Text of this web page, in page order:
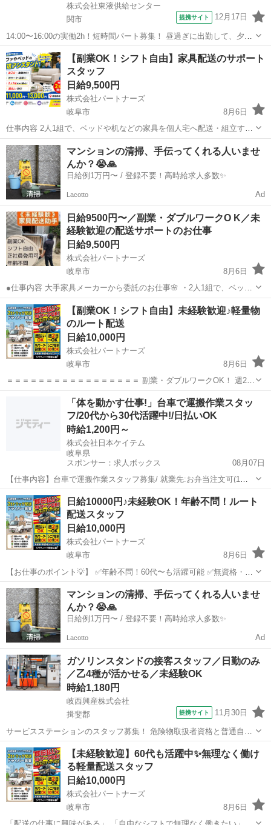
株式会社東液供給センター
関市
提携サイト 12月17日
14:00〜16:00の実働2h！短時間パート募集！ 昼過ぎに出勤して、夕方
に退勤だから プライベートと両立できる♪ 短時間だから集中して働け
ますよ！ ★乙4資格が活かせます
‥‥‥‥‥‥‥‥‥‥‥‥‥‥‥‥‥‥‥‥‥ 危...
岐阜 関市 配送
【副業OK！シフト自由】家具配送のサポート
スタッフ
日給9,500円
株式会社パートナーズ
岐阜市
8月6日
仕事内容 2人1組で、ベッドや机などの家具を個人宅へ配送・組立する
お仕事です。 2tトラックの助手席に同乗し、1日3～10件ほどの現場を
まわります。 未経験でも安心！チーフがしっかりサポートします。 大
手家具メー...
岐阜 岐阜市 スタッフ
マンションの清掃、手伝ってくれる人いませ
んか？😭🙏
日給例1万円〜 / 登録不要！高時給求人多数✨
Lacotto Ad
日給9500円〜／副業・ダブルワークO K／未
経験歓迎の配送サポートのお仕事
日給9,500円
株式会社パートナーズ
岐阜市
8月6日
●仕事内容 大手家具メーカーから委託のお仕事🌸 ・2人1組で、ベッド
や机などの家具の配送 ・カンタンな組み立て、設置のサポート ますは
トラック助手席に乗って、配送や組立をサポートしていただきます！
最初は3...
岐阜 岐阜市 配送 トラック
【副業OK！シフト自由】未経験歓迎♪軽量物
のルート配送
日給10,000円
株式会社パートナーズ
岐阜市
8月6日
＝＝＝＝＝＝＝＝＝＝＝＝＝＝＝＝＝ 副業・ダブルワークOK！ 週2
日〜希望のシフトで調整可能 軽量物なので無理なく働ける！ 人気の企
業向けルート配送業務✨ ＝＝＝＝＝＝＝＝＝＝＝＝＝＝＝＝＝ 【主...
配送 積み込み
「体を動かす仕事!」台車で運搬作業スタッ
フ/20代から30代活躍中!/日払いOK
時給1,200円～
株式会社日本ケイテム
岐阜県
スポンサー：求人ボックス
08月07日
【仕事内容】台車で運搬作業スタッフ募集/ 就業先:お弁当注文可(1食
500円程度)・飲食スペースあり・休憩室あり 納豆を作る工場で、原料
や製品を運ぶ作業です。 台車に載せて作業場を行き来します。 <仕事
のポイント> 台車を押すこと...
アルバイト・パート
日給10000円♪未経験OK！年齢不問！ルート
配送スタッフ
日給10,000円
株式会社パートナーズ
岐阜市
8月6日
【お仕事のポイント💡】 ✅年齢不問！60代〜も活躍可能 ✅無資格・未
経験からスタートできる ✅最低日給１万円〜 ✅週2日〜シフト自由
（週ごとにシフト提出） 【主な仕事内容】 （Amazon等）軽量物のル
ート配...
岐阜 岐阜市 スタッフ
マンションの清掃、手伝ってくれる人いませ
んか？😭🙏
日給例1万円〜 / 登録不要！高時給求人多数✨
Lacotto Ad
ガソリンスタンドの接客スタッフ／日勤のみ
／乙4種が活かせる／未経験OK
時給1,180円
岐西興産株式会社
揖斐郡
提携サイト 11月30日
サービスステーションのスタッフ募集！ 危険物取扱者資格と普通自動
車免許を お持ちの方対象ですが、経験不問！ シニアの方も未経験の方
も大歓迎です。 日勤のみの勤務で、 9:00〜17:00の間に実働5時間。
無理なく続けられ...
岐阜 揖斐郡 配送
【未経験歓迎】60代も活躍中✨無理なく働け
る軽量配送スタッフ
日給10,000円
株式会社パートナーズ
岐阜市
8月6日